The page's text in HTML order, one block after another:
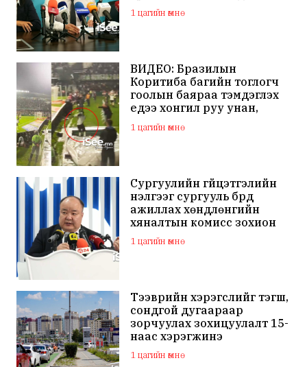
1 цагийн өмнө
ВИДЕО: Бразилын
Коритиба багийн тоглогч
гоолын баяраа тэмдэглэх
үедээ хонгил руу унан,
бэртжээ
1 цагийн өмнө
Сургуулийн гүйцэтгэлийн
үнэлгээг сургууль бүрд
ажиллах хөндлөнгийн
хяналтын комисс зохион
байгуулна
1 цагийн өмнө
Тээврийн хэрэгслийг тэгш,
сондгой дугаараар
зорчуулах зохицуулалт 15-
наас хэрэгжинэ
1 цагийн өмнө